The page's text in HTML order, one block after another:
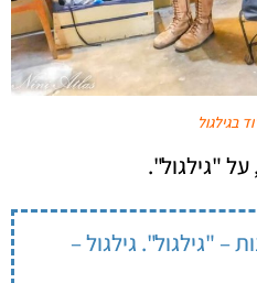
בגילגול
"גילגול".
– "גילגול". גילגול –